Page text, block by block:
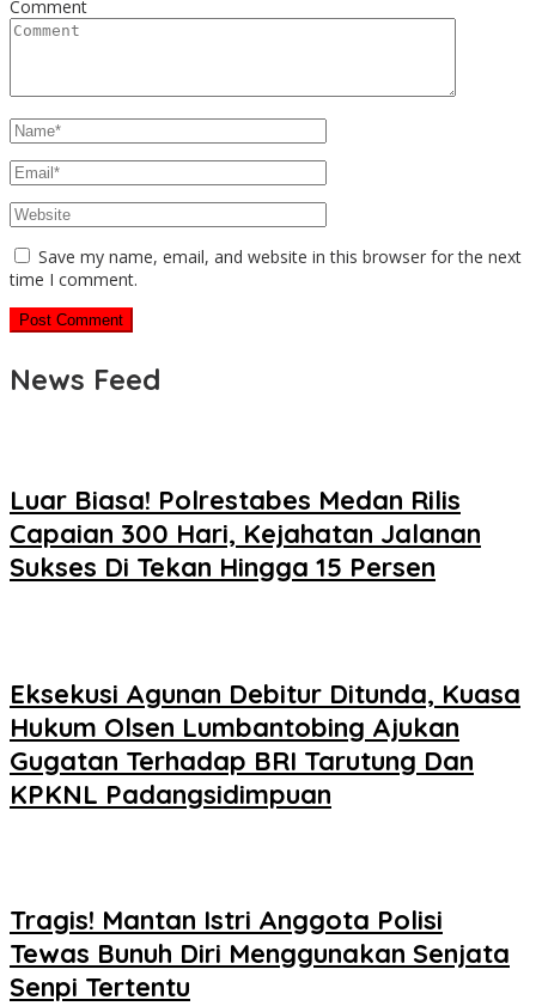
Comment
Save my name, email, and website in this browser for the next
time I comment.
News Feed
Luar Biasa! Polrestabes Medan Rilis
Capaian 300 Hari, Kejahatan Jalanan
Sukses Di Tekan Hingga 15 Persen
Eksekusi Agunan Debitur Ditunda, Kuasa
Hukum Olsen Lumbantobing Ajukan
Gugatan Terhadap BRI Tarutung Dan
KPKNL Padangsidimpuan
Tragis! Mantan Istri Anggota Polisi
Tewas Bunuh Diri Menggunakan Senjata
Senpi Tertentu